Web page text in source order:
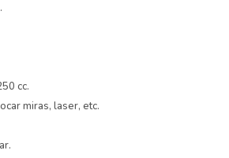
cc.
miras, laser, etc.